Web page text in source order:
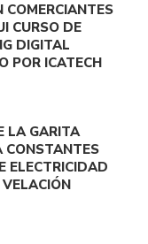
COMERCIANTES
CURSO DE
DIGITAL
POR ICATECH
LA GARITA
CONSTANTES
ELECTRICIDAD